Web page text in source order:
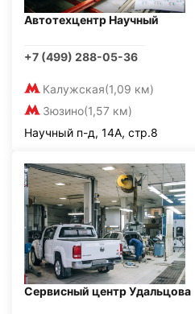
Автотехцентр Научный
+7 (499) 288-05-36
Калужская(1,09 км)
Зюзино(1,57 км)
Научный п-д, 14А, стр.8
Сервисный центр Удальцова